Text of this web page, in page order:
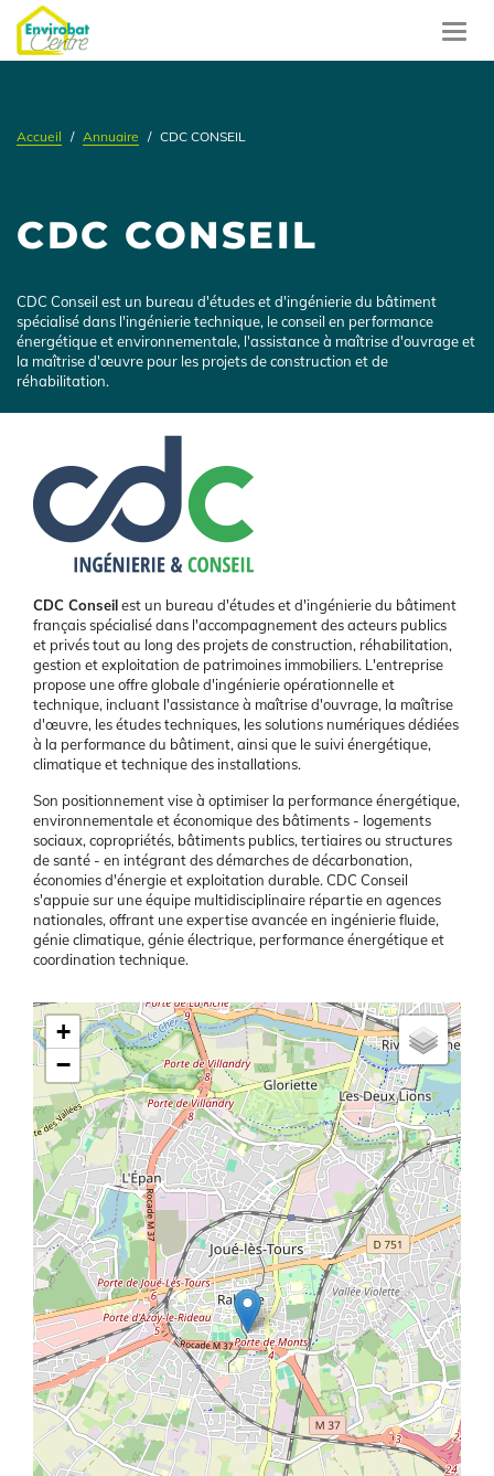
Aller
au
contenu
Accueil Annuaire CDC CONSEIL
CDC CONSEIL
Présentation
CDC Conseil est un bureau d'études et d'ingénierie du bâtiment
spécialisé dans l'ingénierie technique, le conseil en performance
énergétique et environnementale, l'assistance à maîtrise d'ouvrage et
la maîtrise d'œuvre pour les projets de construction et de
réhabilitation.
Présentation
CDC Conseilest un bureau d'études et d'ingénierie du bâtiment
français spécialisé dans l'accompagnement des acteurs publics
et privés tout au long des projets de construction, réhabilitation,
gestion et exploitation de patrimoines immobiliers. L'entreprise
propose une offre globale d'ingénierie opérationnelle et
technique, incluant l'assistance à maîtrise d'ouvrage, la maîtrise
d'œuvre, les études techniques, les solutions numériques dédiées
à la performance du bâtiment, ainsi que le suivi énergétique,
climatique et technique des installations.
Son positionnement vise à optimiser la performance énergétique,
environnementale et économique des bâtiments - logements
sociaux, copropriétés, bâtiments publics, tertiaires ou structures
de santé - en intégrant des démarches de décarbonation,
économies d'énergie et exploitation durable. CDC Conseil
s'appuie sur une équipe multidisciplinaire répartie en agences
nationales, offrant une expertise avancée en ingénierie fluide,
génie climatique, génie électrique, performance énergétique et
coordination technique.
Latitude/Longitude
+
−